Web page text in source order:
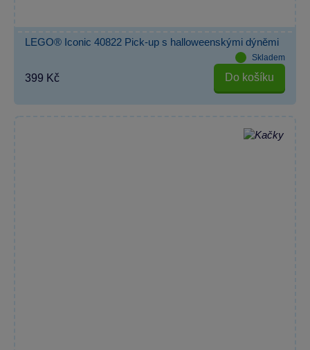
LEGO® Iconic 40822 Pick-up s halloweenskými dýněmi
Skladem
399 Kč Do košíku